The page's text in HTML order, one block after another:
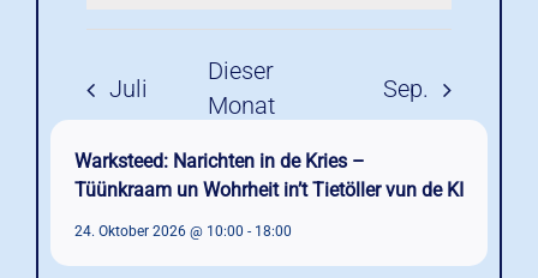
Warksteed: Narichten in de Kries –
Tüünkraam un Wohrheit in’t Tietöller vun de KI
24. Oktober 2026 @ 10:00 - 18:00